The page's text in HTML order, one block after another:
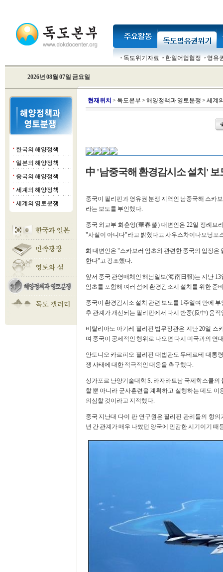
독도위기자료 한일어업협정 영유
2026년 08월 07일 금요일
■ 한국의 해양정책
■ 일본의 해양정책
■ 중국의 해양정책
■ 세계의 해양정책
■ 세계의 영토분쟁
현재위치 > 독도본부 > 해양정책과 영토분쟁 > 세계
中 '남중국해 환경감시소 설치'
중국이 필리핀과 영유권 분쟁 지역인 남중국해 스카
라는 보도를 부인했다.
중국 외교부 화춘잉(華春瑩) 대변인은 22일 정례브
"사실이 아니다"라고 밝혔다고 사우스차이나모닝포
화 대변인은 "스카보러 암초와 관련한 중국의 입장
한다"고 강조했다.
앞서 중국 관영매체인 해남일보(海南日報)는 지난
암초를 포함해 여러 섬에 환경감소시 설치를 위한 준
중국이 환경감시소 설치 관련 보도를 1주일여 만에
후 관계가 개선되는 필리핀에서 다시 반중(反中) 움
비탈리아노 아기레 필리핀 법무장관은 지난 20일
며 중국이 공세적인 행위로 나오면 다시 미국과의 연
안토니오 카르피오 필리핀 대법관도 두테르테 대통
쟁 사태에 대한 적극적인 대응을 촉구했다.
싱가포르 난양기술대학 S. 라자라트남 국제학스쿨
할 뿐 아니라 군사훈련을 계획하고 실행하는 데도
의심할 것이라고 지적했다.
중국 지난대 다이 판 연구원은 필리핀 관리들의 항
년 간 관계가 매우 나빴던 양국에 민감한 시기이기